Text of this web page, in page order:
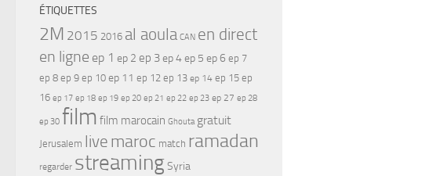
ÉTIQUETTES
2M 2015 2016 al aoula CAN en direct
en ligne ep 1 ep 2 ep 3ep 4ep 5 ep 6 ep 7
ep 8 ep 9 ep 10 ep 11 ep 12 ep 13 ep 14 ep 15 ep
16 ep 17 ep 18 ep 19 ep 20 ep 21 ep 22 ep 23 ep 27 ep 28
ep 30 film film marocain Ghouta gratuit
Jerusalem live maroc match ramadan
regarder streamingSyria